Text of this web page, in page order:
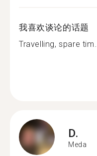
我喜欢谈论的话题
Travelling, spare tim...
D.
Meda